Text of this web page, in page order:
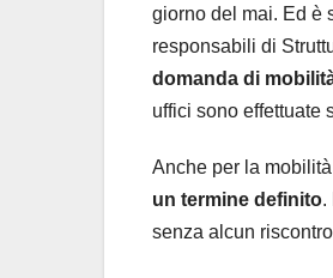
giorno del mai. Ed è
responsabili di
domanda di
uffici sono effettuate
Anche per la
un termine definito.
senza alcun